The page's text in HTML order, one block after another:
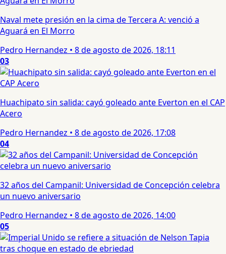
Naval mete presión en la cima de Tercera A: venció a
Aguará en El Morro
Pedro Hernandez • 8 de agosto de 2026, 18:11
03
Huachipato sin salida: cayó goleado ante Everton en el CAP
Acero
Pedro Hernandez • 8 de agosto de 2026, 17:08
04
32 años del Campanil: Universidad de Concepción celebra
un nuevo aniversario
Pedro Hernandez • 8 de agosto de 2026, 14:00
05